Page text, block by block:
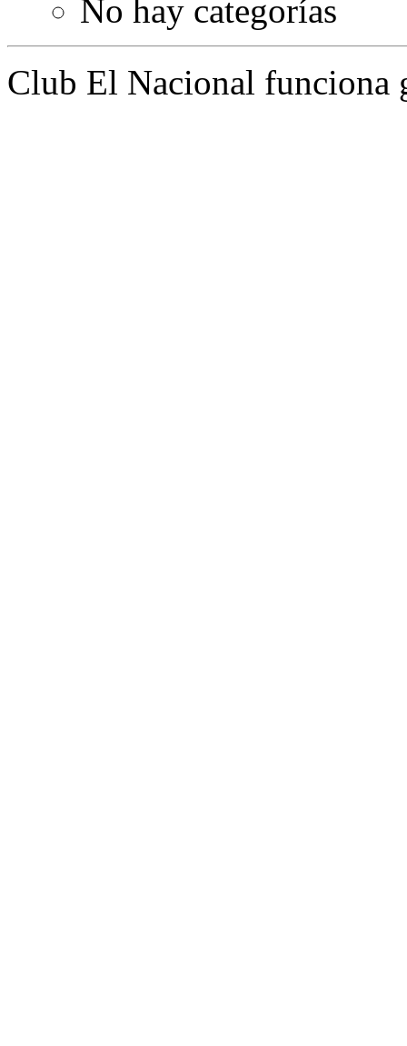
No hay categorías
Club El Nacional funciona